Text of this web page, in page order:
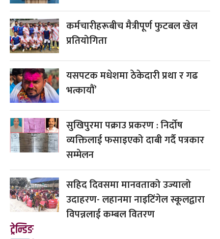
कर्मचारीहरूबीच मैत्रीपूर्ण फुटबल खेल
प्रतियोगिता
यसपटक मधेशमा ठेकेदारी प्रथा र गढ
भत्कायौं’
सुखिपुरमा पक्राउ प्रकरण : निर्दोष
व्यक्तिलाई फसाइएको दाबी गर्दै पत्रकार
सम्मेलन
सहिद दिवसमा मानवताको उज्यालो
उदाहरण- लहानमा नाइटिंगेल स्कूलद्वारा
विपन्नलाई कम्बल वितरण
ट्रेन्डिङ